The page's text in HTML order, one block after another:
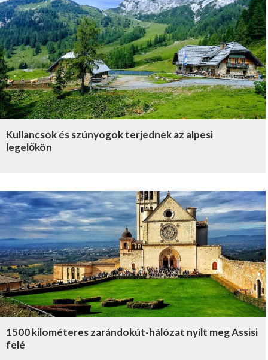
Kullancsok és szúnyogok terjednek az alpesi
legelőkön
1500 kilométeres zarándokút-hálózat nyílt meg Assisi
felé